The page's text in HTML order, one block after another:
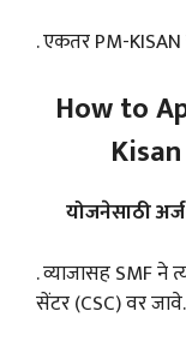
. एकतर PM-
How to
योजनेसाठी
. व्याजासह SMF ने
सेंटर (CSC) वर जावे.